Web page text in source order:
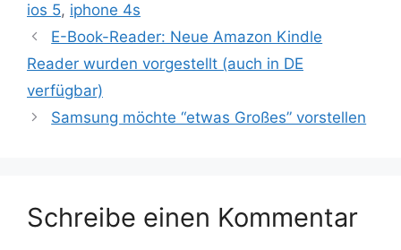
ios 5, iphone 4s
Beitrags-
Navigation
E-Book-Reader: Neue Amazon Kindle
Reader wurden vorgestellt (auch in DE
verfügbar)
Samsung möchte “etwas Großes” vorstellen
Schreibe einen Kommentar